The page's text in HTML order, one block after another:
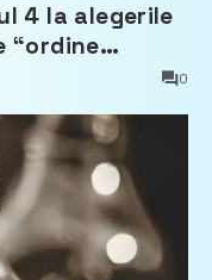
4 la alegerile
“ordine
pentru cetățeni0